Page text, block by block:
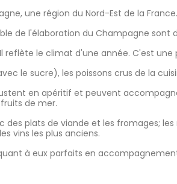
une région du Nord-Est de la France.
de l'élaboration du Champagne sont
reflète le climat d'une année. C'est
le sucre), les poissons crus de la
en apéritif et peuvent
fruits de mer.
des plats de viande et les fromages;
les vins les plus anciens.
à eux parfaits en